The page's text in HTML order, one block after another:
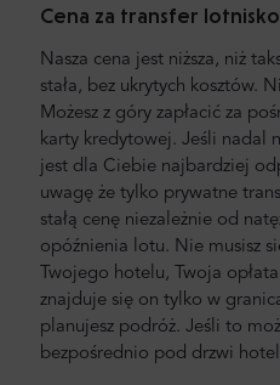
Cena za transfer
Nasza cena jest niższa, niż
stała, bez ukrytych kosztów.
Możesz z góry zapłacić za
karty kredytowej. Jeśli nadal
jest dla Ciebie najbardziej
uwagę że tylko prywatne
stałą cenę niezależnie od
opóźnienia lotu. Nie musisz
Twojego hotelu, Twoja
znajduje się on tylko w
planujesz podróż. Jeśli to
bezpośrednio pod drzwi